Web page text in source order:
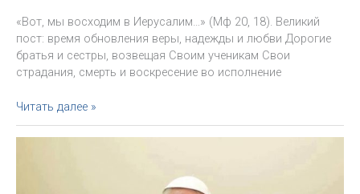
«Вот, мы восходим в Иерусалим…» (Мф 20, 18). Великий
пост: время обновления веры, надежды и любви Дорогие
братья и сестры, возвещая Своим ученикам Свои
страдания, смерть и воскресение во исполнение
Послание
Святого
Отца
Читать далее »